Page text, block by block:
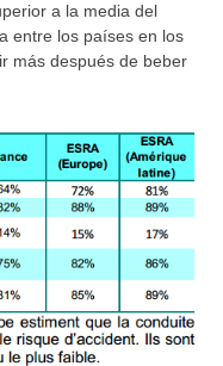
a la media del
entre los países en los
más después de beber